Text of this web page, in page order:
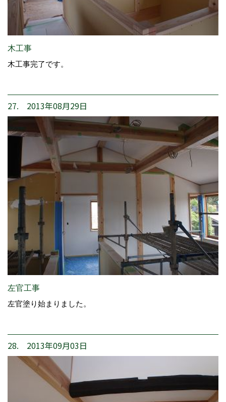
木工事
木工事完了です。
27. 2013年08月29日
左官工事
左官塗り始まりました。
28. 2013年09月03日